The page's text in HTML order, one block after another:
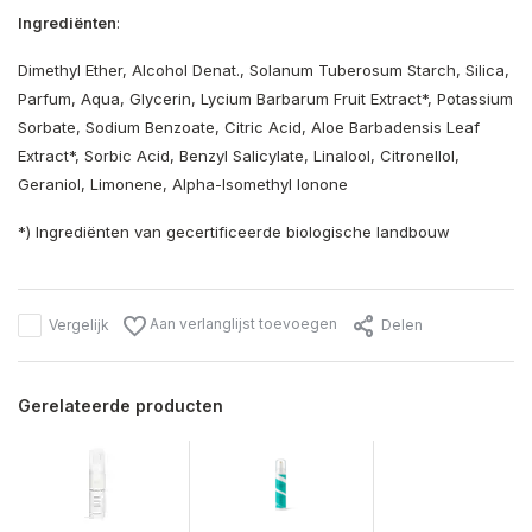
Ingrediënten:
Dimethyl Ether, Alcohol Denat., Solanum Tuberosum Starch, Silica,
Parfum, Aqua, Glycerin, Lycium Barbarum Fruit Extract*, Potassium
Sorbate, Sodium Benzoate, Citric Acid, Aloe Barbadensis Leaf
Extract*, Sorbic Acid, Benzyl Salicylate, Linalool, Citronellol,
Geraniol, Limonene, Alpha-Isomethyl Ionone
*) Ingrediënten van gecertificeerde biologische landbouw
Vergelijk Aan verlanglijst toevoegen Delen
Gerelateerde producten